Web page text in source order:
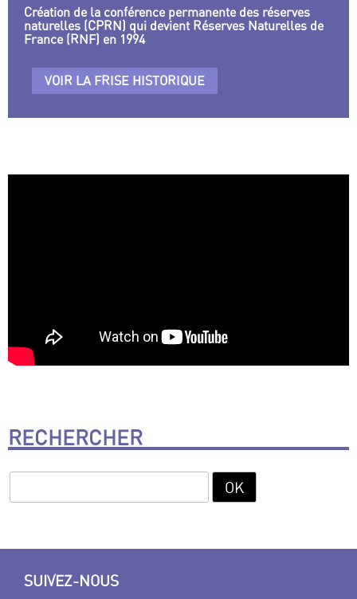
Création de la conférence permanente des réserves
naturelles (CPRN) qui devient Réserves Naturelles de
France (RNF) en 1994
VOIR LA FRISE HISTORIQUE
RECHERCHER
SUIVEZ-NOUS